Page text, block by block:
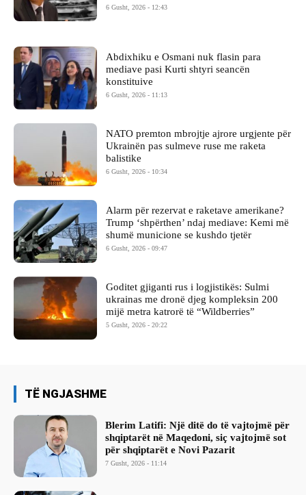
6 Gusht, 2026 - 12:43
Abdixhiku e Osmani nuk flasin para
mediave pasi Kurti shtyri seancën
konstituive
6 Gusht, 2026 - 11:13
NATO premton mbrojtje ajrore urgjente për
Ukrainën pas sulmeve ruse me raketa
balistike
6 Gusht, 2026 - 10:34
Alarm për rezervat e raketave amerikane?
Trump ‘shpërthen’ ndaj mediave: Kemi më
shumë municione se kushdo tjetër
6 Gusht, 2026 - 09:47
Goditet gjiganti rus i logjistikës: Sulmi
ukrainas me dronë djeg kompleksin 200
mijë metra katrorë të “Wildberries”
5 Gusht, 2026 - 20:22
TË NGJASHME
Blerim Latifi: Një ditë do të vajtojmë për
shqiptarët në Maqedoni, siç vajtojmë sot
për shqiptarët e Novi Pazarit
7 Gusht, 2026 - 11:14